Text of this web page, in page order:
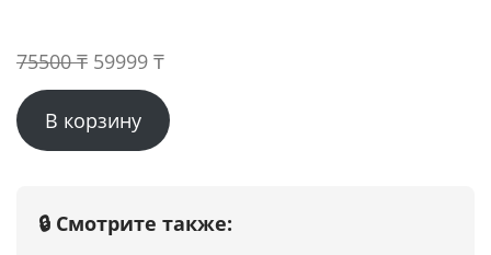
75500₸ Первоначальная
цена
составляла
75500 ₸.
59999 ₸Текущая
59999 ₸.
В корзину
🔒 Смотрите также: